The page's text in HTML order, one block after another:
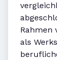
Rahmen
als